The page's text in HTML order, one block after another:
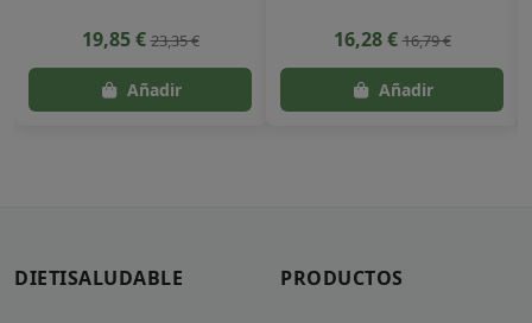
19,85 €23,35 € 16,28 €16,79 €
DIETISALUDABLE PRODUCTOS